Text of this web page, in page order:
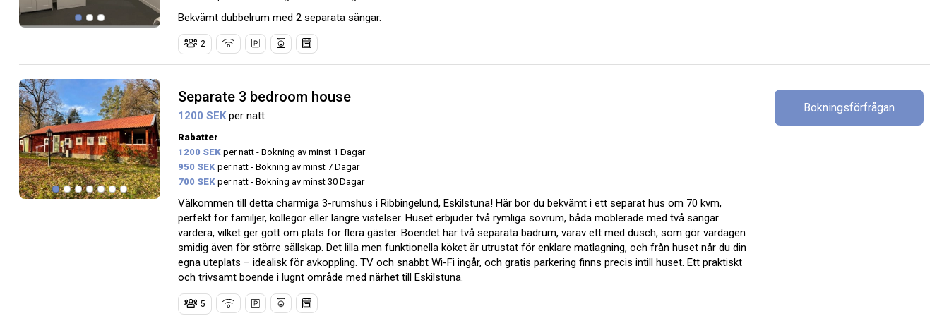
Bekvämt dubbelrum med 2 separata sängar.
2
Separate 3 bedroom house
1200 SEKper natt
Rabatter
1200 SEK per natt - Bokning av minst 1 Dagar
950 SEK per natt - Bokning av minst 7 Dagar
700 SEK per natt - Bokning av minst 30 Dagar
Välkommen till detta charmiga 3-rumshus i Ribbingelund, Eskilstuna! Här bor du bekvämt i ett separat hus om 70 kvm,
perfekt för familjer, kollegor eller längre vistelser. Huset erbjuder två rymliga sovrum, båda möblerade med två sängar
vardera, vilket ger gott om plats för flera gäster. Boendet har två separata badrum, varav ett med dusch, som gör vardagen
smidig även för större sällskap. Det lilla men funktionella köket är utrustat för enklare matlagning, och från huset når du din
egna uteplats – idealisk för avkoppling. TV och snabbt Wi-Fi ingår, och gratis parkering finns precis intill huset. Ett praktiskt
och trivsamt boende i lugnt område med närhet till Eskilstuna.
5
Bokningsförfrågan